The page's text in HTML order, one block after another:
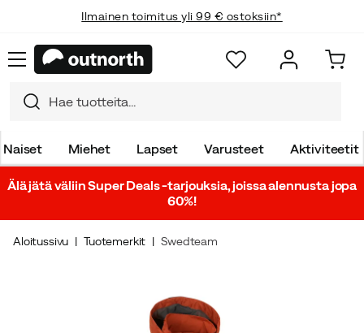
Ilmainen toimitus yli 99 € ostoksiin*
Naiset Miehet Lapset Varusteet Aktiviteetit
Älä jätä väliin Super Deals -tarjouksia, joissa alennusta jopa
60%!
Aloitussivu Tuotemerkit Swedteam